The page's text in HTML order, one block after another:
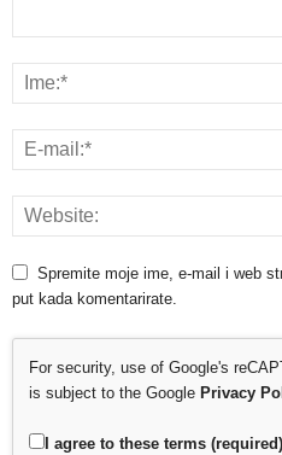
Spremite moje ime, e-mail i web
put kada komentarirate.
For security, use of Google's
is subject to the Google Privacy
I agree to these terms